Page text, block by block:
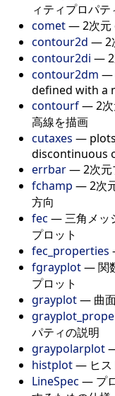
ィティプロパテ
comet—2次元
contour2d —2
contour2di —
contour2dm —
defined with a
contourf—2
高線を描画
cutaxes —
discontinuous
errbar—2次
fchamp —2次
方向
fec —三角メッ
プロット
fec_properties
fgrayplot—関
プロット
grayplot— 曲
パティの説明
graypolarplot
histplot— ヒ
LineSpec — プ